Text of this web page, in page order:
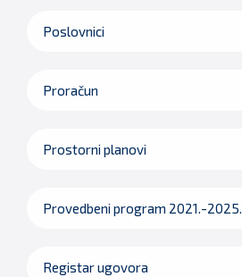
Poslovnici
Proračun
Prostorni planovi
Provedbeni program 2021.-2025.
Registar ugovora